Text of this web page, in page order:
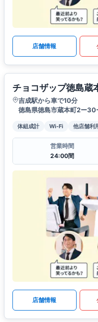
店舗情報
チョコザップ徳島蔵
吉成駅から車で10分
徳島県徳島市蔵本町2ー30
体組成計 Wi-Fi 他店舗利
営業時間
24:00間
店舗情報